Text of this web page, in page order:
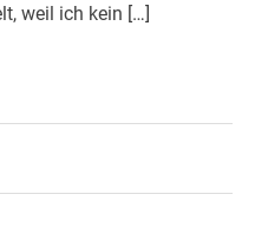
weil ich kein […]